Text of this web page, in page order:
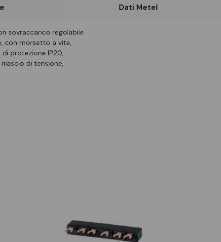
Dati Metel
sovraccarico regolabile
con morsetto a vite,
protezione IP20,
di tensione,